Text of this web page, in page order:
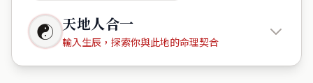
☯ 天地人合一
輸入生辰，探索你與此地的命理契合